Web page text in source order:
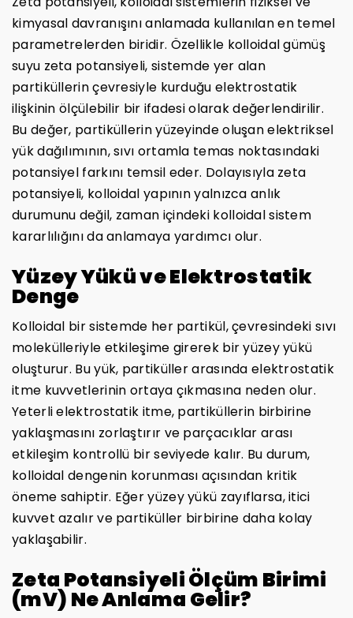
kimyasal davranışını anlamada kullanılan en temel
parametrelerden biridir. Özellikle kolloidal gümüş
suyu zeta potansiyeli, sistemde yer alan
partiküllerin çevresiyle kurduğu elektrostatik
ilişkinin ölçülebilir bir ifadesi olarak değerlendirilir.
Bu değer, partiküllerin yüzeyinde oluşan elektriksel
yük dağılımının, sıvı ortamla temas noktasındaki
potansiyel farkını temsil eder. Dolayısıyla zeta
potansiyeli, kolloidal yapının yalnızca anlık
durumunu değil, zaman içindeki kolloidal sistem
kararlılığını da anlamaya yardımcı olur.
Yüzey Yükü ve Elektrostatik
Denge
Kolloidal bir sistemde her partikül, çevresindeki sıvı
molekülleriyle etkileşime girerek bir yüzey yükü
oluşturur. Bu yük, partiküller arasında elektrostatik
itme kuvvetlerinin ortaya çıkmasına neden olur.
Yeterli elektrostatik itme, partiküllerin birbirine
yaklaşmasını zorlaştırır ve parçacıklar arası
etkileşim kontrollü bir seviyede kalır. Bu durum,
kolloidal dengenin korunması açısından kritik
öneme sahiptir. Eğer yüzey yükü zayıflarsa, itici
kuvvet azalır ve partiküller birbirine daha kolay
yaklaşabilir.
Zeta Potansiyeli Ölçüm Birimi
(mV) Ne Anlama Gelir?